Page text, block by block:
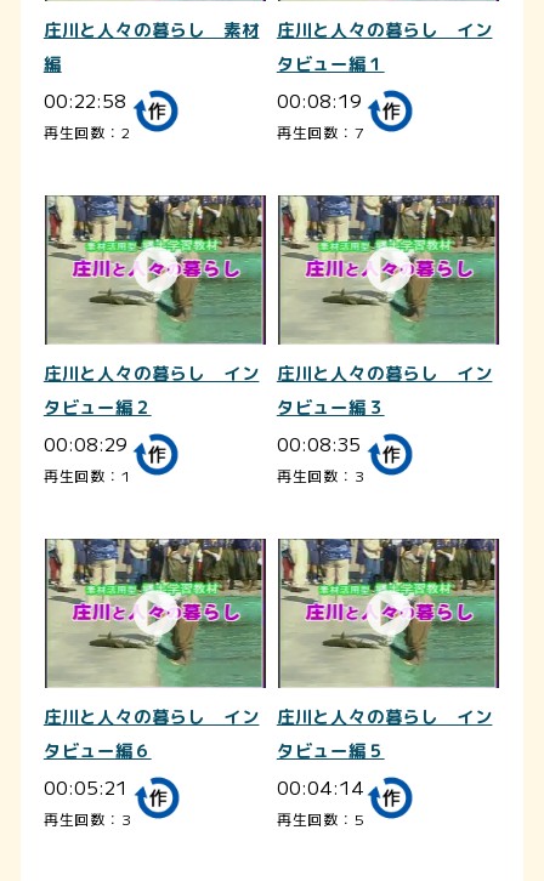
庄川と人々の暮らし 素材
編
00:22:58
再生回数：2
庄川と人々の暮らし イン
タビュー編１
00:08:19
再生回数：7
庄川と人々の暮らし イン
タビュー編２
00:08:29
再生回数：1
庄川と人々の暮らし イン
タビュー編３
00:08:35
再生回数：3
庄川と人々の暮らし イン
タビュー編６
00:05:21
再生回数：3
庄川と人々の暮らし イン
タビュー編５
00:04:14
再生回数：5